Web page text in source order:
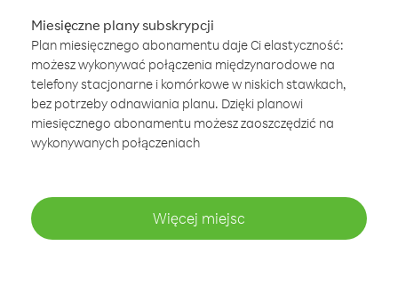
Miesięczne plany subskrypcji
Plan miesięcznego abonamentu daje Ci elastyczność:
możesz wykonywać połączenia międzynarodowe na
telefony stacjonarne i komórkowe w niskich stawkach,
bez potrzeby odnawiania planu. Dzięki planowi
miesięcznego abonamentu możesz zaoszczędzić na
wykonywanych połączeniach
Więcej miejsc